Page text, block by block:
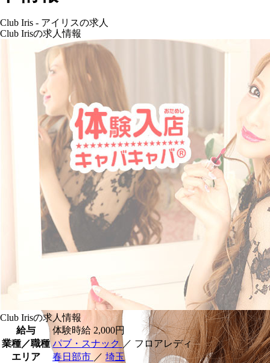
Club Iris - アイリスの求人
Club Irisの求人情報
Club Irisの求人情報
給与
体験時給 2,000円
業種／職種 パブ・スナック ／ フロアレディ
エリア
春日部市 ／ 埼玉